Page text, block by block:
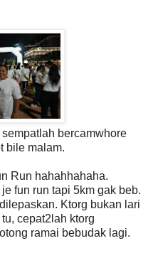
bercamwhore
bile malam.
Run hahahhahaha.
fun run tapi 5km gak beb.
Ktorg bukan lari
cepat2lah ktorg
ramai bebudak lagi.